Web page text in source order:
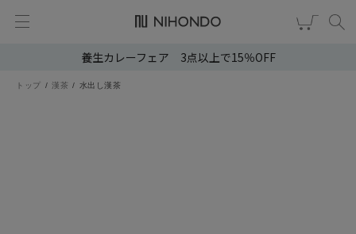
養生カレーフェア 3点以上で15％OFF
トップ 漢茶 水出し漢茶
新規会員登録 ログイン